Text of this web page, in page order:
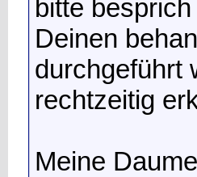
bitte
Deinen
durchgeführt
rechtzeitig
Meine